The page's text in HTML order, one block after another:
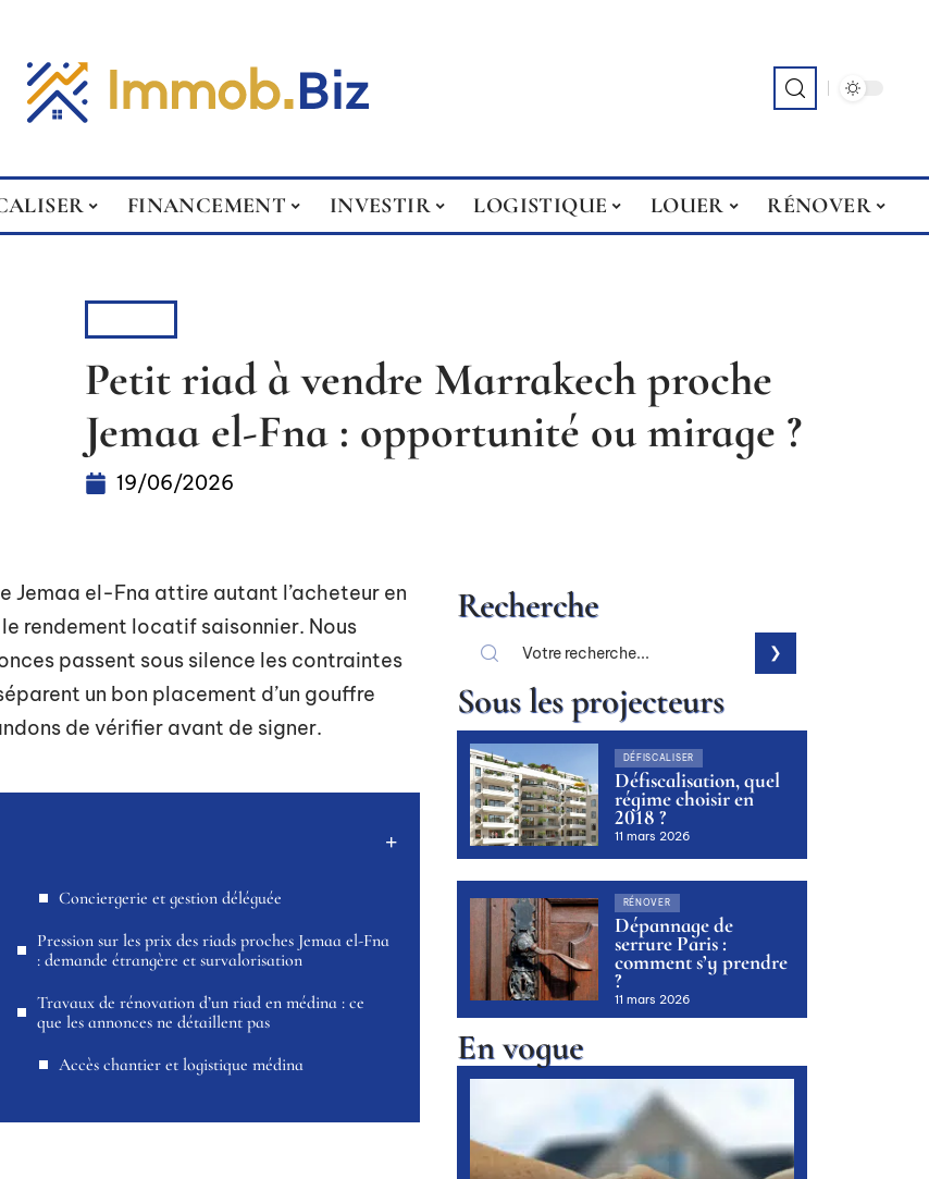
FINANCEMENT INVESTIR LOGISTIQUE LOUER RÉNOVER
Petit riad à vendre Marrakech proche
Jemaa el-Fna : opportunité ou mirage ?
19/06/2026
Jemaa el-Fna attire autant l’acheteur en
rendement locatif saisonnier. Nous
passent sous silence les contraintes
un bon placement d’un gouffre
de vérifier avant de signer.
Conciergerie et gestion déléguée
Pression sur les prix des riads proches Jemaa el-Fna
: demande étrangère et survalorisation
Travaux de rénovation d’un riad en médina : ce
que les annonces ne détaillent pas
Accès chantier et logistique médina
Recherche
Sous les projecteurs
DÉFISCALISER
Défiscalisation, quel
régime choisir en
2018 ?
11 mars 2026
RÉNOVER
Dépannage de
serrure Paris :
comment s’y prendre
?
11 mars 2026
En vogue